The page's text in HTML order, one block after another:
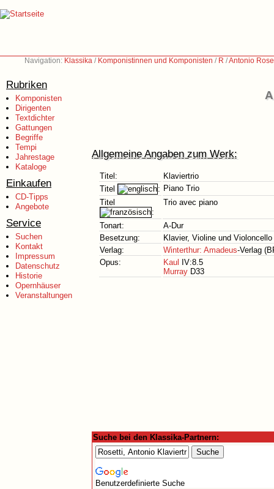
Navigation: Klassika / Komponistinnen und Komponisten / R /Antonio
Rubriken
Komponisten
Dirigenten
Textdichter
Gattungen
Begriffe
Tempi
Jahrestage
Kataloge
Einkaufen
CD-Tipps
Angebote
Service
Suchen
Kontakt
Impressum
Datenschutz
Historie
Opernhäuser
Veranstaltungen
Allgemeine Angaben zum Werk:
Titel:
Klaviertrio
Titel
: Piano Trio
Titel
:
Trio avec piano
Tonart:
A-Dur
Besetzung:
Klavier, Violine und Violoncello
Verlag:
Winterthur: Amadeus-Verlag
Opus:
Kaul
IV:8.5
Murray D33
Suche bei den Klassika-Partnern:
Benutzerdefinierte Suche